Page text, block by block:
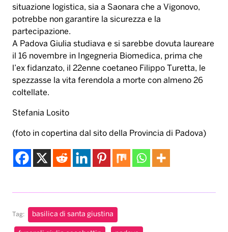
situazione logistica, sia a Saonara che a Vigonovo,
potrebbe non garantire la sicurezza e la
partecipazione.
A Padova Giulia studiava e si sarebbe dovuta laureare
il 16 novembre in Ingegneria Biomedica, prima che
l’ex fidanzato, il 22enne coetaneo Filippo Turetta, le
spezzasse la vita ferendola a morte con almeno 26
coltellate.
Stefania Losito
(foto in copertina dal sito della Provincia di Padova)
Tag: basilica di santa giustina